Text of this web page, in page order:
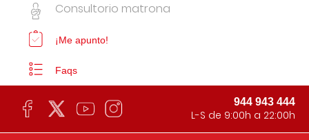
Consultorio matrona
¡Me apunto!
Faqs
944 943 444
L-S de 9:00h a 22:00h